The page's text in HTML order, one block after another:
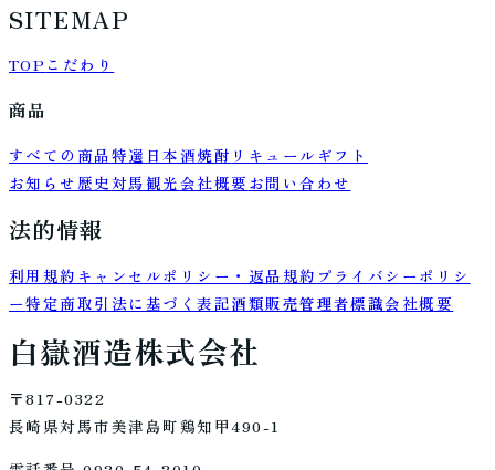
SITEMAP
TOP こだわり
商品
すべての商品特選 日本酒焼酎 リキュール ギフト
お知らせ 歴史対馬観光会社概要 お問い合わせ
法的情報
利用規約 キャンセルポリシー・返品規約 プライバシーポリシ
ー特定商取引法に基づく表記酒類販売管理者標識会社概要
白嶽酒造株式会社
〒817-0322
長崎県対馬市美津島町鶏知甲490-1